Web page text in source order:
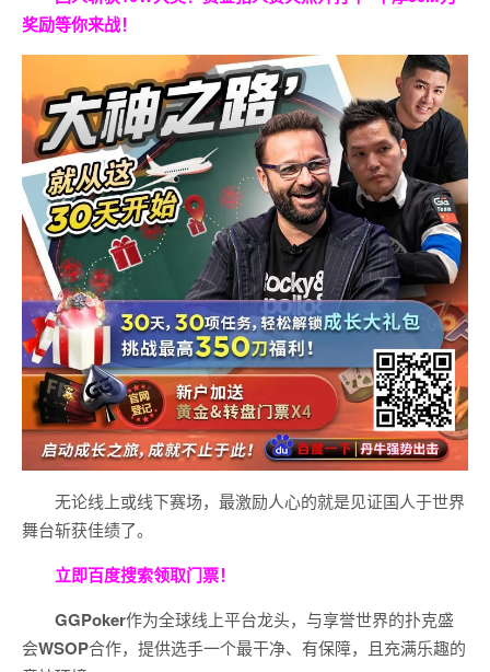
奖励等你来战！
无论线上或线下赛场，最激励人心的就是见证国人于世界
舞台斩获佳绩了。
立即百度搜索领取门票！
GGPoker作为全球线上平台龙头，与享誉世界的扑克盛
会WSOP合作，提供选手一个最干净、有保障，且充满乐趣的